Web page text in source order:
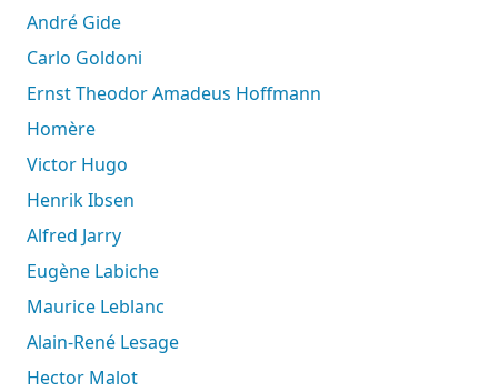
André Gide
Carlo Goldoni
Ernst Theodor Amadeus Hoffmann
Homère
Victor Hugo
Henrik Ibsen
Alfred Jarry
Eugène Labiche
Maurice Leblanc
Alain-René Lesage
Hector Malot